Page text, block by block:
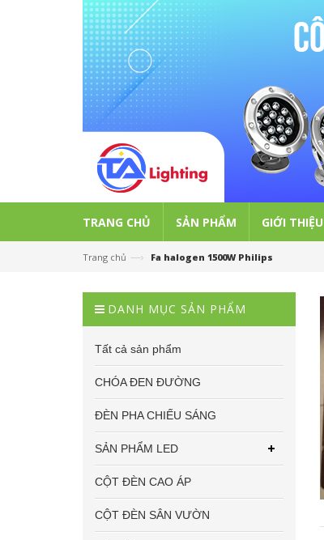
TRANG CHỦ SẢN PHẨM GIỚI THIỆU
Trang chủ —› Fa halogen 1500W Philips
DANH MỤC SẢN PHẨM
Tất cả sản phẩm
CHÓA ĐEN ĐƯỜNG
ĐÈN PHA CHIẾU SÁNG
SẢN PHẨM LED
CỘT ĐÈN CAO ÁP
CỘT ĐÈN SÂN VƯỜN